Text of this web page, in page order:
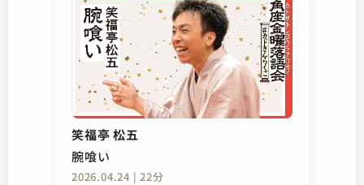
笑福亭 松五
腕喰い
2026.04.24 | 22分